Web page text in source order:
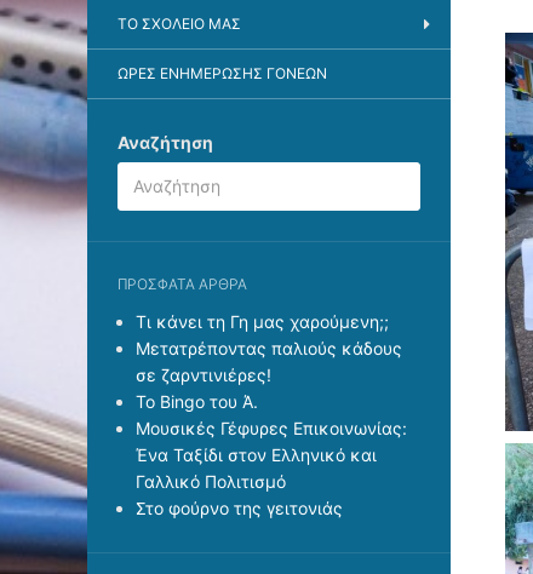
ΤΟ ΣΧΟΛΕΊΟ ΜΑΣ
ΏΡΕΣ ΕΝΗΜΈΡΩΣΗΣ ΓΟΝΈΩΝ
Αναζήτηση
ΠΡΌΣΦΑΤΑ ΆΡΘΡΑ
Τι κάνει τη Γη μας χαρούμενη;;
Μετατρέποντας παλιούς κάδους
σε ζαρντινιέρες!
Το Bingo του Ά.
Μουσικές Γέφυρες Επικοινωνίας:
Ένα Ταξίδι στον Ελληνικό και
Γαλλικό Πολιτισμό
Στο φούρνο της γειτονιάς